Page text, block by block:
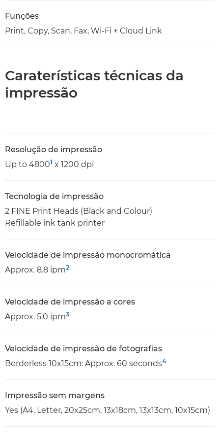
Funções
Print, Copy, Scan, Fax, Wi-Fi + Cloud Link
Caraterísticas técnicas da
impressão
Resolução de impressão
Up to 48001 x 1200 dpi
Tecnologia de impressão
2 FINE Print Heads (Black and Colour)
Refillable ink tank printer
Velocidade de impressão monocromática
Approx. 8.8 ipm2
Velocidade de impressão a cores
Approx. 5.0 ipm3
Velocidade de impressão de fotografias
Borderless 10x15cm: Approx. 60 seconds4
Impressão sem margens
Yes (A4, Letter, 20x25cm, 13x18cm, 13x13cm, 10x15cm)